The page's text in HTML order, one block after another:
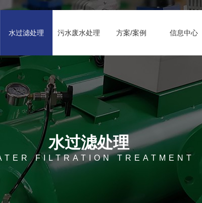
水过滤处理 污水废水处理 方案/案例 信息中心
水过滤处理
FILTRATION TREATMENT